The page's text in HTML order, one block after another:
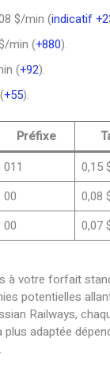
$/min (indicatif
min (+880).
(+92).
+55).
Préfixe
011
0,15
00
0,08
00 0,07
à votre forfait
potentielles
Railways,
adaptée